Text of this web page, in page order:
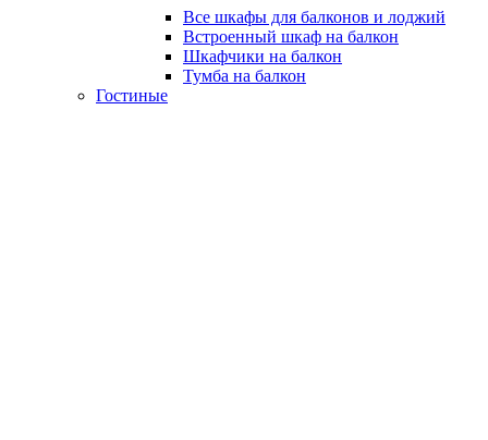
Все шкафы для балконов и лоджий
Встроенный шкаф на балкон
Шкафчики на балкон
Тумба на балкон
Гостиные